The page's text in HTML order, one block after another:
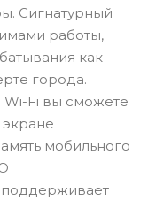
Сигнатурный
работы,
как
города.
Fi вы сможете
мобильного
поддерживает